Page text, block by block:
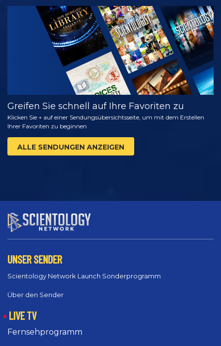
ANSEHEN
SERIE
ENTDECKEN
Greifen Sie schnell auf Ihre Favoriten zu
Klicken Sie + auf einer Sendungsübersichtsseite, um mit dem Erstellen
Ihrer Favoriten zu beginnen
ALLE SENDUNGEN ANZEIGEN
UNSER SENDER
Scientology Network Launch Sonderprogramm
Über den Sender
LIVE TV
Fernsehprogramm